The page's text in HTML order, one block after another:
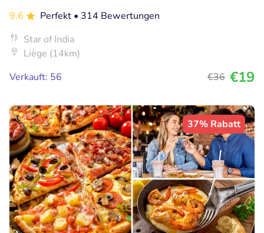
9.6
Perfekt • 314 Bewertungen
Star of India
Liège (14km)
Verkauft: 56
€36 €19
37% Rabatt